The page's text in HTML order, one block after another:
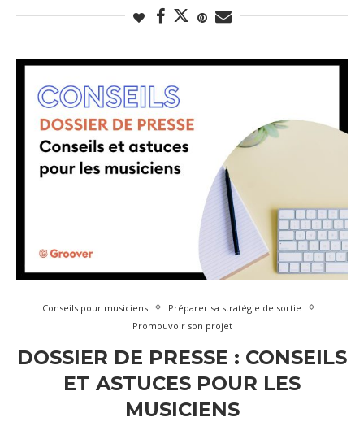
Conseils pour musiciens
Préparer sa stratégie de sortie
Promouvoir son projet
DOSSIER DE PRESSE : CONSEILS
ET ASTUCES POUR LES
MUSICIENS